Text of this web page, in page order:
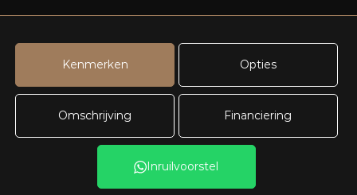
Kenmerken Opties
Omschrijving Financiering
Inruilvoorstel